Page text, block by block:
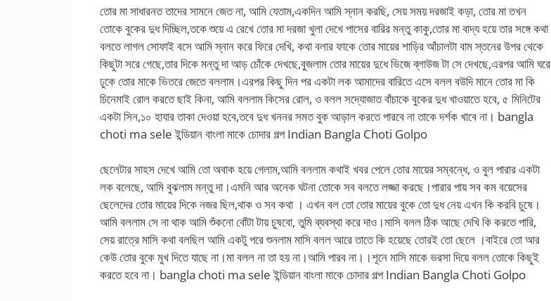
তোর মা সাধারনত তাদের সামনে জেত না, আমি যেতাম,একদিন আমি স্নান করছি, সেয় সময় দরজাই কড়া, তোর মা তখন
তোকে বুকের দুধ দিচ্ছিল,তকে শুয়ে এ রেখে তোর মা দরজা খুলা দেখে পাসের বারির মন্তু কাকু,তোর মা বাদ্য হয়ে তার সঙ্গে কথা
বলতে লাগল সোফাই বসে আমি স্নান করে ফিরে দেখি, কথা বলার ফাকে তোর মায়ের শাড়ির আঁচালটা বাম স্তনের উপর থেকে
কিছুটা সরে গেছে,তার দিকে মন্তু দা আড় চোঁকে দেখছে,বুজলাম তোর মায়ের দুধে ভিজে ব্লাউজ টা সে দেখছে,এরপর আমি ঘরে
ঢুকে তোর মাকে ভিতরে জেতে বললাম।এরপর কিছু দিন পর একটা লক আমাদের বারিতে এসে বলল বউদি মানে তোর মা কি
চিনেমাই রোল করতে ছাই কিনা, আমি বললাম কিসের রোল, ও বলল সদ্যোজাত বাঁচাকে বুকের দুধ খাওয়াতে হবে, ৫ মিনিটের
একটা সিন,১০ হাযার তাকা দেওয়া হবে,তবে দুধ খননর সমত বুক আড়াল করতে পারবে না তাকে দর্শক খাবে না। bangla
choti ma sele ইন্ডিয়ান বাংলা মাকে চোদার গল্প Indian Bangla Choti Golpo
ছেলেটার সাহস দেখে আমি তো অবাক হয়ে গেলাম,আমি বললাম কথাই খবর পেলে তোর মায়ের সম্বন্ধে, ও বুল পারার একটা
লক বলেছে, আমি বুঝলাম মন্তু দা।এমনি আর অনেক ঘটনা তোকে সব বলতে লজ্জা করছে।পারার পায় সব কম বয়েসের
ছেলেদের তোর মায়ের দিকে নজর ছিল,থাক ও সব কথা । এখন বল তো তোর মায়ের বুকে তো দুধ নেয় এখন কি করবি চুষে।
আমি বললাম সে না থাক আমি শুঁকনো বোঁটা টায় চুষবো, তুমি ব্যবস্থা করে দাও।মাসি বলল ঠিক আছে দেখি কি করতে পারি,
সেয় রাত্রে মাসি কথা বলছিল আমি একটু পরে শুনলাম মাসি বলল আরে তাতে কি হয়েছে তোরই তো ছেলে ।বাইরে তো আর
কেউ তোর বুকে মুখ দিতে যাছে না।মা বলল না তা হয় না।আমি পারব না।।শূনে মাসি মাকে ভরসা দিয়ে বলল তোকে কিছুই
করতে হবে না। bangla choti ma sele ইন্ডিয়ান বাংলা মাকে চোদার গল্প Indian Bangla Choti Golpo